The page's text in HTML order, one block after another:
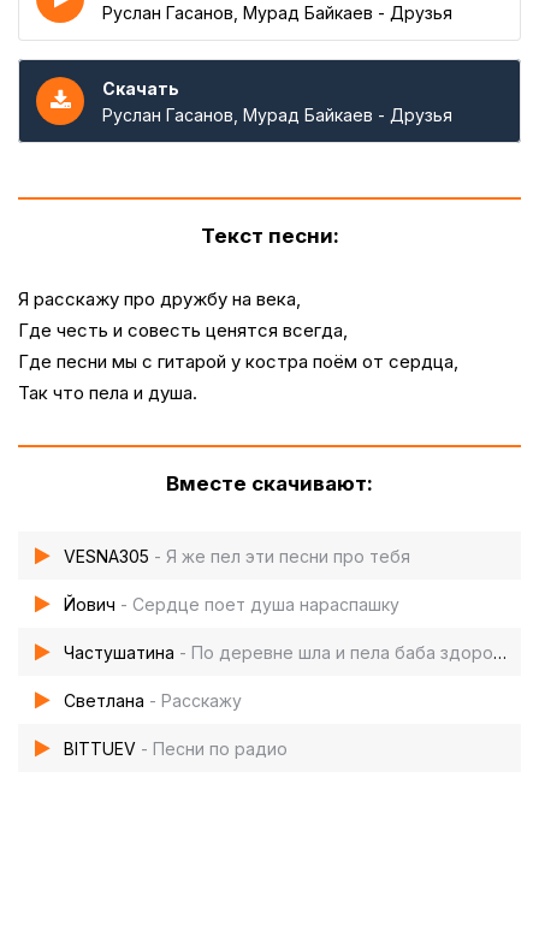
Руслан Гасанов, Мурад Байкаев - Друзья
Скачать
Руслан Гасанов, Мурад Байкаев - Друзья
Текст песни:
Я расскажу про дружбу на века,
Где честь и совесть ценятся всегда,
Где песни мы с гитарой у костра поём от сердца,
Так что пела и душа.
Вместе скачивают:
VESNA305 - Я же пел эти песни про тебя
Йович - Сердце поет душа нараспашку
Частушатина - По деревне шла и пела баба здоровенная
Светлана - Расскажу
BITTUEV - Песни по радио